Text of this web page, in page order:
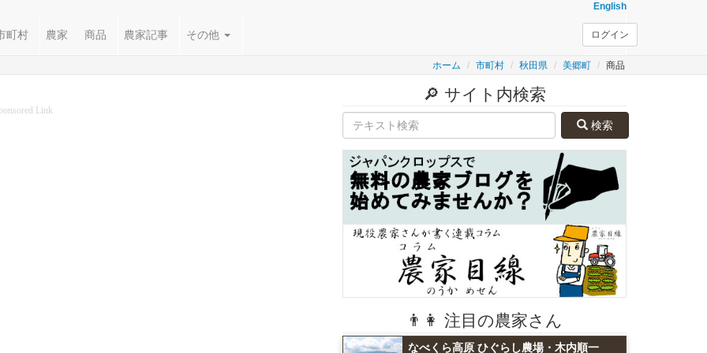
English
町村 農家 商品 農家記事 その他 ログイン
ホーム 市町村 秋田県 美郷町 商品
Link
🔎 サイト内検索
検索
👨👩 注目の農家さん
なべくら高原 ひぐらし農場・木内順一